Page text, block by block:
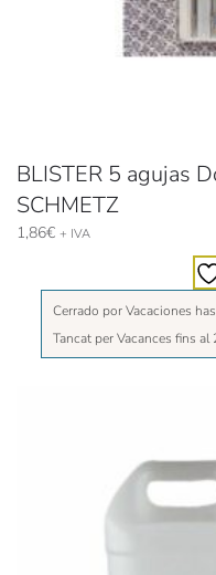
BLISTER 5 agujas
SCHMETZ
1,86€ + IVA
Cerrado por Vacaciones
Tancat per Vacances fins al